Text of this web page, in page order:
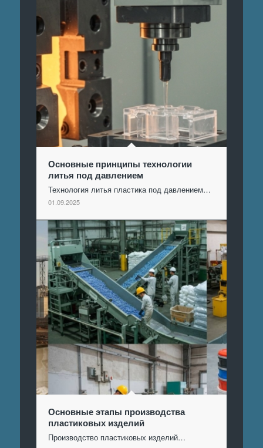
Основные принципы технологии
литья под давлением
Технология литья пластика под давлением…
01.09.2025
Основные этапы производства
пластиковых изделий
Производство пластиковых изделий…